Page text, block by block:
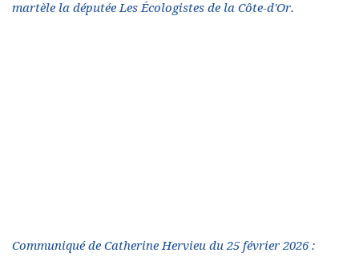
martèle la députée Les Écologistes de la Côte-d'Or.
Communiqué de Catherine Hervieu du 25 février 2026 :